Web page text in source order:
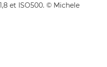
et ISO500. © Michele